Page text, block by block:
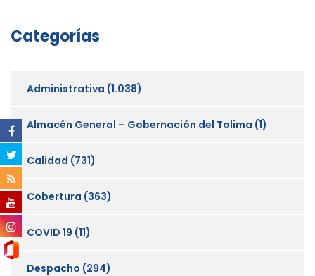
Categorías
Administrativa (1.038)
Almacén General – Gobernación del Tolima (1)
Calidad (731)
Cobertura (363)
COVID 19 (11)
Despacho (294)